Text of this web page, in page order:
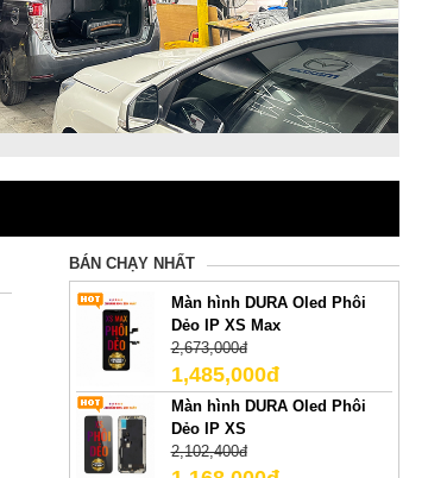
BÁN CHẠY NHẤT
Màn hình DURA Oled Phôi
Dẻo IP XS Max
2,673,000đ
1,485,000đ
Màn hình DURA Oled Phôi
Dẻo IP XS
2,102,400đ